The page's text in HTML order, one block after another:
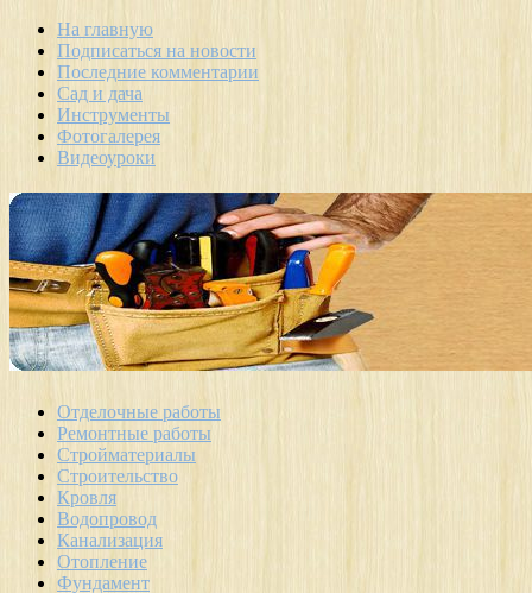
На главную
Подписаться на новости
Последние комментарии
Сад и дача
Инструменты
Фотогалерея
Видеоуроки
Отделочные работы
Ремонтные работы
Стройматериалы
Строительство
Кровля
Водопровод
Канализация
Отопление
Фундамент